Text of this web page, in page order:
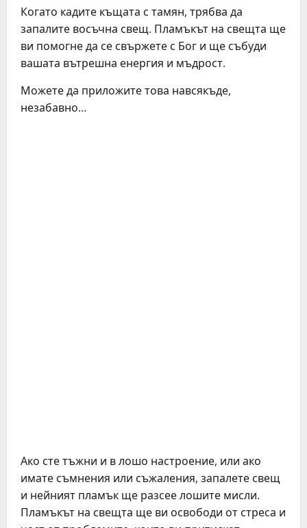
Когато кадите къщата с тамян, трябва да
запалите восъчна свещ. Пламъкът на свещта ще
ви помогне да се свържете с Бог и ще събуди
вашата вътрешна енергия и мъдрост.
Можете да приложите това навсякъде,
незабавно…
Ако сте тъжни и в лошо настроение, или ако
имате съмнения или съжаления, запалете свещ
и нейният пламък ще разсее лошите мисли.
Пламъкът на свещта ще ви освободи от стреса и